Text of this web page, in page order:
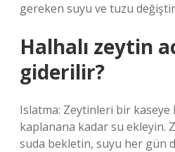
gereken suyu ve tuzu
Halhalı zeytin
giderilir?
Islatma: Zeytinleri bir kaseye
kaplanana kadar su ekleyin.
suda bekletin, suyu her gün